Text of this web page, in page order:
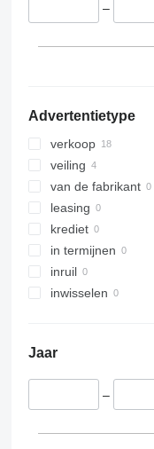
–
Advertentietype
verkoop
veiling
van de fabrikant
leasing
krediet
in termijnen
inruil
inwisselen
Jaar
–